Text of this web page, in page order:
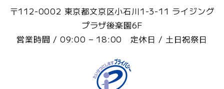
〒112-0002 東京都文京区小石川1-3-11 ライジング
プラザ後楽園6F
営業時間 / 09:00 – 18:00 定休日 / 土日祝祭日